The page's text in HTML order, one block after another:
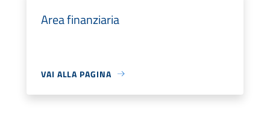
Area finanziaria
VAI ALLA PAGINA